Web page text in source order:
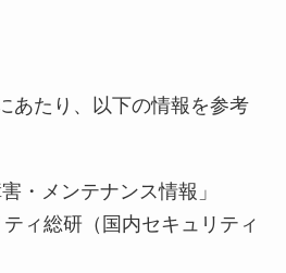
あたり、以下の情報を参考
・メンテナンス情報」
ィ総研（国内セキュリティ